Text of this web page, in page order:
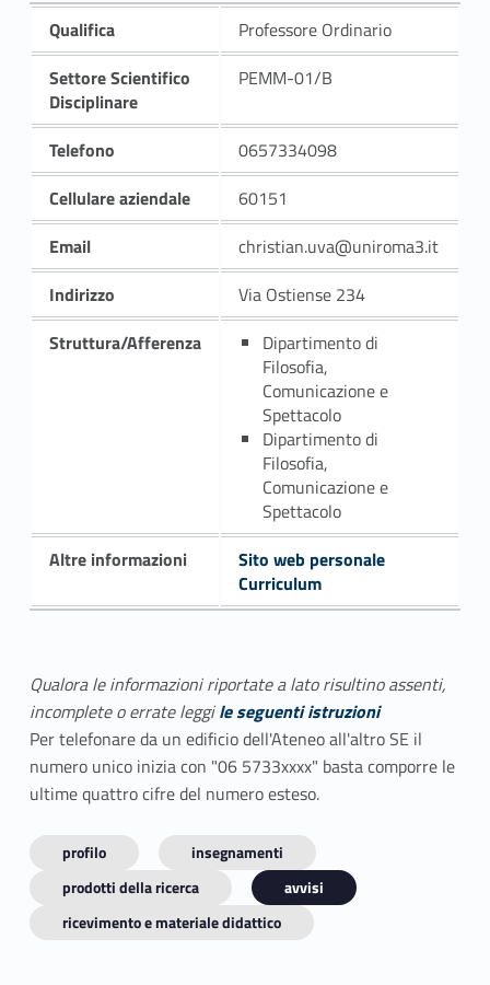
Qualifica
Professore Ordinario
Settore Scientifico
Disciplinare
PEMM-01/B
Telefono
0657334098
Cellulare aziendale
60151
Email
christian.uva@uniroma3.it
Indirizzo
Via Ostiense 234
Struttura/Afferenza
Dipartimento di
Filosofia,
Comunicazione e
Spettacolo
Dipartimento di
Filosofia,
Comunicazione e
Spettacolo
Altre informazioni
Sito web personale
Curriculum
Qualora le informazioni riportate a lato risultino assenti,
incomplete o errate leggile seguenti istruzioni
Per telefonare da un edificio dell'Ateneo all'altro SE il
numero unico inizia con "06 5733xxxx" basta comporre le
ultime quattro cifre del numero esteso.
profilo
insegnamenti
prodotti della ricerca
avvisi
ricevimento e materiale didattico